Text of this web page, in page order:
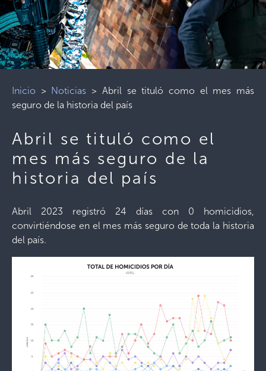
Inicio > Noticias > Abril se tituló como el mes más
seguro de la historia del país
Abril se tituló como el
mes más seguro de la
historia del país
Abril 2023 registró 24 días con 0 homicidios,
convirtiéndose en el mes más seguro de toda la historia
del país.